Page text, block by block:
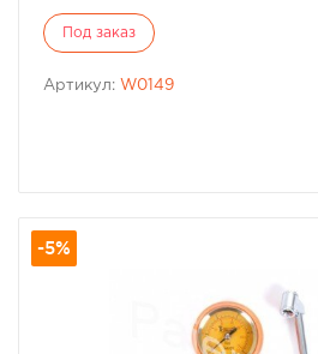
Под заказ
Артикул: W0149
-5%